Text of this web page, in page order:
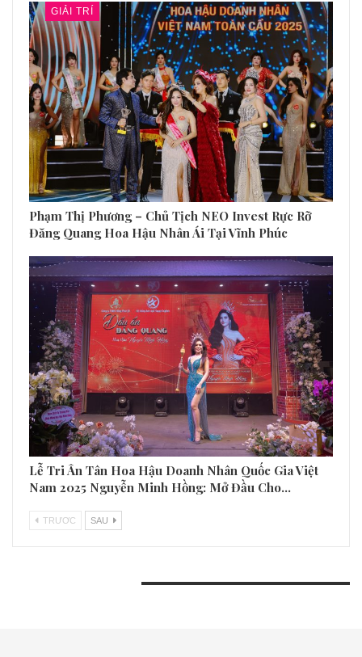
GIẢI TRÍ
Phạm Thị Phương – Chủ Tịch NEO Invest Rực Rỡ
Đăng Quang Hoa Hậu Nhân Ái Tại Vĩnh Phúc
Lễ Tri Ân Tân Hoa Hậu Doanh Nhân Quốc Gia Việt
Nam 2025 Nguyễn Minh Hồng: Mở Đầu Cho…
TRƯƠC SAU